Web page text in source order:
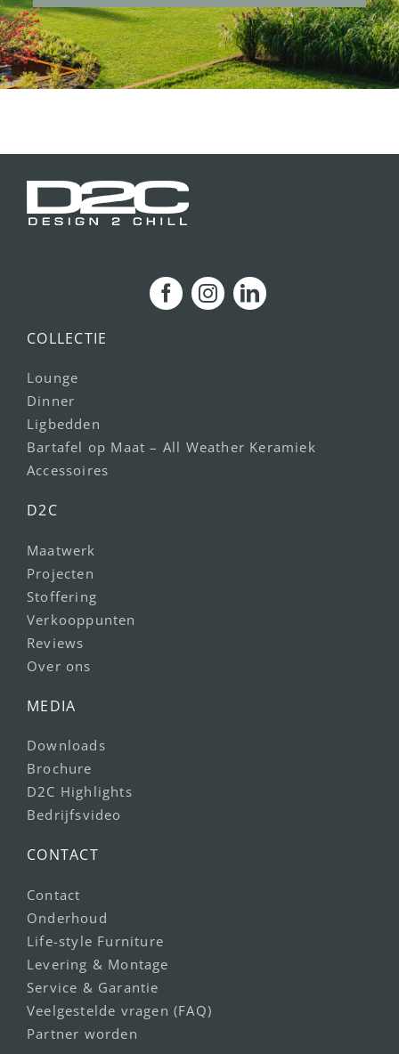
COLLECTIE
Lounge
Dinner
Ligbedden
Bartafel op Maat – All Weather Keramiek
Accessoires
D2C
Maatwerk
Projecten
Stoffering
Verkooppunten
Reviews
Over ons
MEDIA
Downloads
Brochure
D2C Highlights
Bedrijfsvideo
CONTACT
Contact
Onderhoud
Life-style Furniture
Levering & Montage
Service & Garantie
Veelgestelde vragen (FAQ)
Partner worden